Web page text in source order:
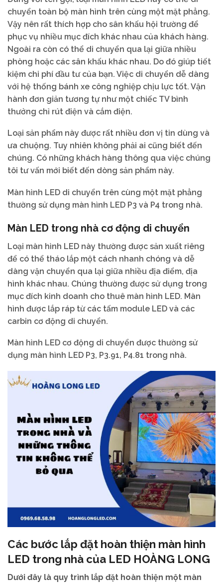
chuyển toàn bộ màn hình trên cùng một mặt phẳng.
Vậy nên rất thích hợp cho sân khấu hội trường để
phục vụ nhiều mục đích khác nhau của khách hàng.
Ngoài ra còn có thể di chuyển qua lại giữa nhiều
phòng hoặc các sân khấu khác nhau. Do đó giúp tiết
kiệm chi phí đầu tư của bạn. Việc di chuyển dễ dàng
với hệ thống bánh xe công nghiệp chịu lực tốt. Vận
hành đơn giản tương tự như một chiếc TV bình
thưởng chỉ rút điện và cắm điện.
Loại sản phẩm này được rất nhiều đơn vị tin dùng và
ưa chuộng. Tuy nhiên không phải ai cũng biết đến
chúng. Có những khách hàng thông qua việc chúng
tôi tư vấn mới biết đến dòng sản phẩm này.
Màn hình LED di chuyển trên cùng một mặt phẳng
thường sử dụng màn hình LED P3 và P4 trong nhà.
Màn LED trong nhà cơ động di chuyển
Loại màn hình LED này thường được sản xuất riêng
để có thể tháo lắp một cách nhanh chóng và dễ
dàng vận chuyển qua lại giữa nhiều địa điểm, địa
hình khác nhau. Chúng thường được sử dụng trong
mục đích kinh doanh cho thuê màn hình LED. Màn
hình được lắp ráp từ các tấm module LED và các
carbin cơ động di chuyển.
Màn hình LED cơ động di chuyển được thường sử
dụng màn hình LED P3, P3.91, P4.81 trong nhà.
Các bước lắp đặt hoàn thiện màn hình
LED trong nhà của LED HOÀNG LONG
Dưới đây là quy trình lắp đặt hoàn thiện một màn